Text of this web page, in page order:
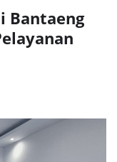
Bantaeng